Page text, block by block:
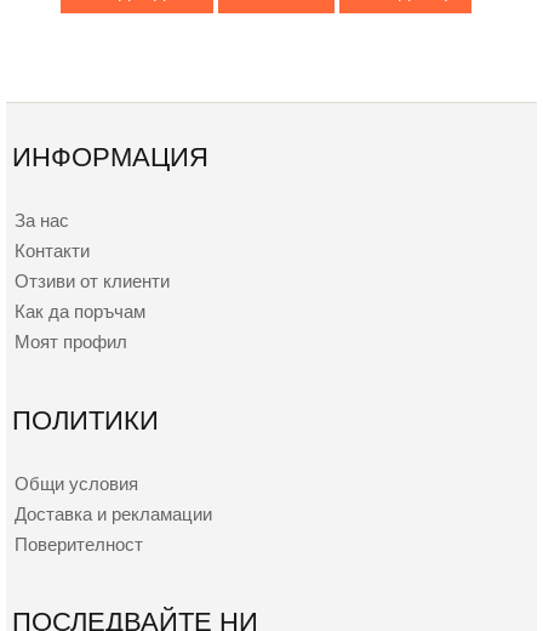
ИНФОРМАЦИЯ
За нас
Контакти
Отзиви от клиенти
Как да поръчам
Моят профил
ПОЛИТИКИ
Общи условия
Доставка и рекламации
Поверителност
ПОСЛЕДВАЙТЕ НИ